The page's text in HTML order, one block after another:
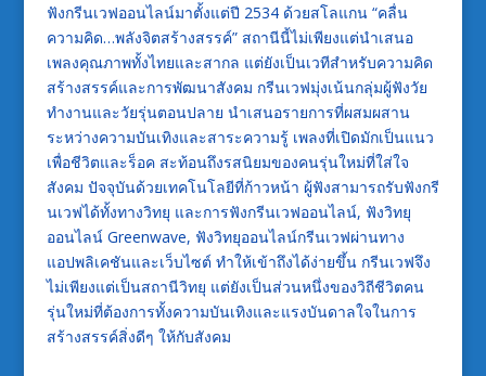
ฟังกรีนเวฟออนไลน์มาตั้งแต่ปี 2534 ด้วยสโลแกน “คลื่น
ความคิด…พลังจิตสร้างสรรค์” สถานีนี้ไม่เพียงแต่นำเสนอ
เพลงคุณภาพทั้งไทยและสากล แต่ยังเป็นเวทีสำหรับความคิด
สร้างสรรค์และการพัฒนาสังคม กรีนเวฟมุ่งเน้นกลุ่มผู้ฟังวัย
ทำงานและวัยรุ่นตอนปลาย นำเสนอรายการที่ผสมผสาน
ระหว่างความบันเทิงและสาระความรู้ เพลงที่เปิดมักเป็นแนว
เพื่อชีวิตและร็อค สะท้อนถึงรสนิยมของคนรุ่นใหม่ที่ใส่ใจ
สังคม ปัจจุบันด้วยเทคโนโลยีที่ก้าวหน้า ผู้ฟังสามารถรับฟังกรี
นเวฟได้ทั้งทางวิทยุ และการฟังกรีนเวฟออนไลน์, ฟังวิทยุ
ออนไลน์ Greenwave, ฟังวิทยุออนไลน์กรีนเวฟผ่านทาง
แอปพลิเคชันและเว็บไซต์ ทำให้เข้าถึงได้ง่ายขึ้น กรีนเวฟจึง
ไม่เพียงแต่เป็นสถานีวิทยุ แต่ยังเป็นส่วนหนึ่งของวิถีชีวิตคน
รุ่นใหม่ที่ต้องการทั้งความบันเทิงและแรงบันดาลใจในการ
สร้างสรรค์สิ่งดีๆ ให้กับสังคม